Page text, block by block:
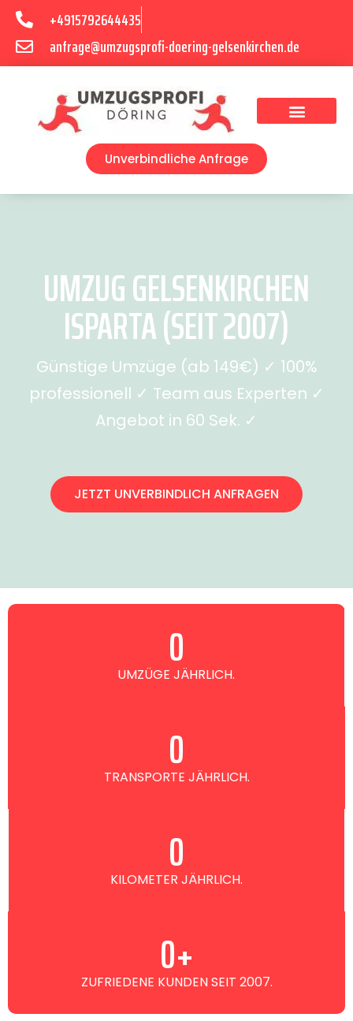
+4915792644435
anfrage@umzugsprofi-doering-gelsenkirchen.de
Unverbindliche Anfrage
UMZUG GELSENKIRCHEN
ISPARTA (SEIT 2007)
Günstige Umzüge (ab 149€) ✓ 100%
professionell ✓ Team aus Experten ✓
Angebot in 60 Sek. ✓
JETZT UNVERBINDLICH ANFRAGEN
UMZÜGE JÄHRLICH.
0
TRANSPORTE JÄHRLICH.
0
KILOMETER JÄHRLICH.
0
ZUFRIEDENE KUNDEN SEIT 2007.
0+